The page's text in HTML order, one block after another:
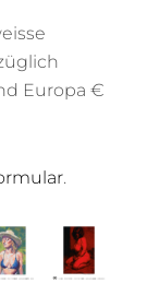
Europa €
.